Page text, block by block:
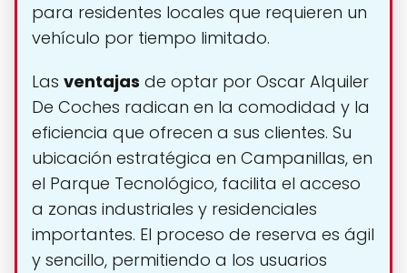
para residentes locales que requieren un
vehículo por tiempo limitado.
Las ventajas de optar por Oscar Alquiler
De Coches radican en la comodidad y la
eficiencia que ofrecen a sus clientes. Su
ubicación estratégica en Campanillas, en
el Parque Tecnológico, facilita el acceso
a zonas industriales y residenciales
importantes. El proceso de reserva es ágil
y sencillo, permitiendo a los usuarios